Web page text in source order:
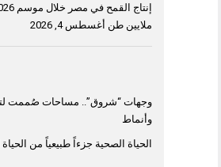
ملايين طن أغسطس 4, 2026
وجهات “شروق”.. مساحات صُممت
وأنماط
الحياة الصحية جزءاً طبيعياً من الحياة